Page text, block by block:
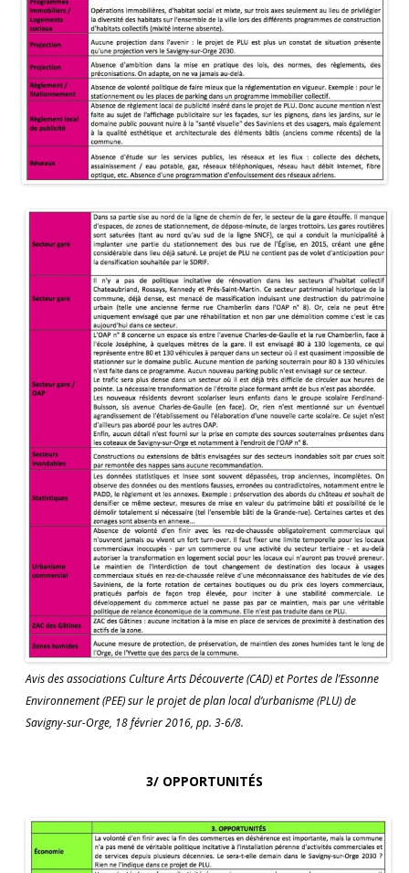
Avis des associations Culture Arts Découverte (CAD) et Portes de l’Essonne
Environnement (PEE) sur le projet de plan local d’urbanisme (PLU) de
Savigny-sur-Orge, 18 février 2016, pp. 3-6/8.
3/ OPPORTUNITÉS